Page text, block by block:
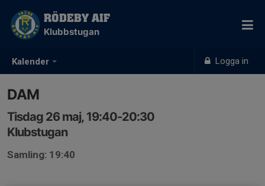
Kalender Logga in
RÖDEBY AIF
Klubbstugan
DAM
Tisdag 26 maj, 19:40-20:30
Klubstugan
Samling: 19:40